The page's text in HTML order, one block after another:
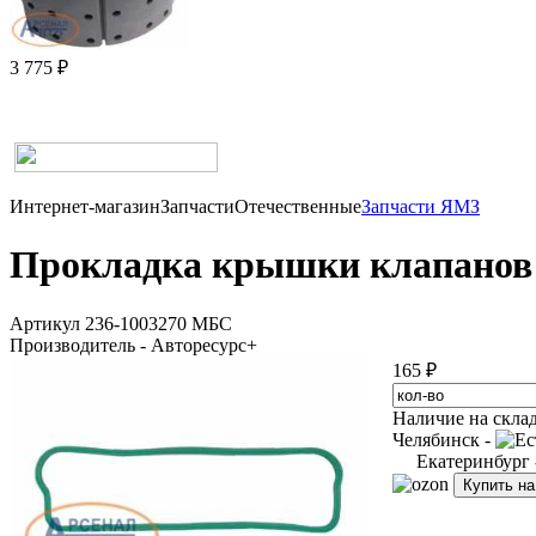
3 775 ₽
Интернет-магазинЗапчастиОтечественныеЗапчасти ЯМЗ
Прокладка крышки
Артикул 236-1003270 МБС
Производитель - Авторесурс+
165 ₽
Наличие на
Челябинск -
Купить